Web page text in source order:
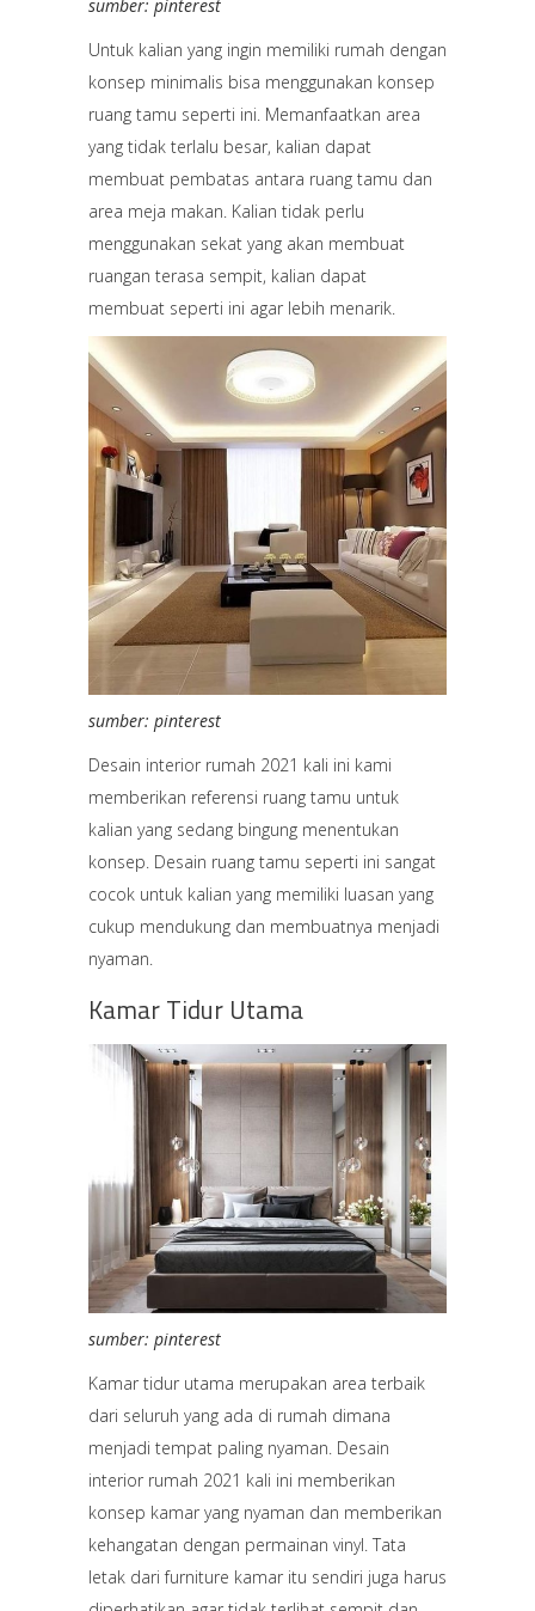
sumber: pinterest
Untuk kalian yang ingin memiliki rumah dengan
konsep minimalis bisa menggunakan konsep
ruang tamu seperti ini. Memanfaatkan area
yang tidak terlalu besar, kalian dapat
membuat pembatas antara ruang tamu dan
area meja makan. Kalian tidak perlu
menggunakan sekat yang akan membuat
ruangan terasa sempit, kalian dapat
membuat seperti ini agar lebih menarik.
sumber: pinterest
Desain interior rumah 2021 kali ini kami
memberikan referensi ruang tamu untuk
kalian yang sedang bingung menentukan
konsep. Desain ruang tamu seperti ini sangat
cocok untuk kalian yang memiliki luasan yang
cukup mendukung dan membuatnya menjadi
nyaman.
Kamar Tidur Utama
sumber: pinterest
Kamar tidur utama merupakan area terbaik
dari seluruh yang ada di rumah dimana
menjadi tempat paling nyaman. Desain
interior rumah 2021 kali ini memberikan
konsep kamar yang nyaman dan memberikan
kehangatan dengan permainan vinyl. Tata
letak dari furniture kamar itu sendiri juga harus